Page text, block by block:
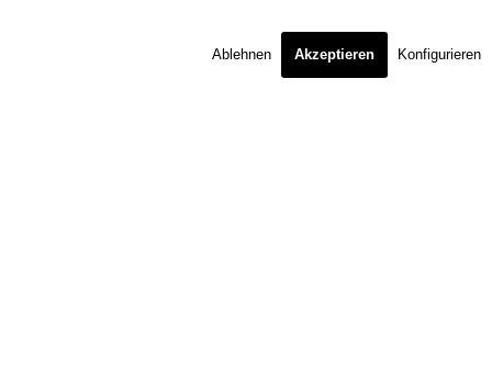
Ablehnen Akzeptieren Konfigurieren